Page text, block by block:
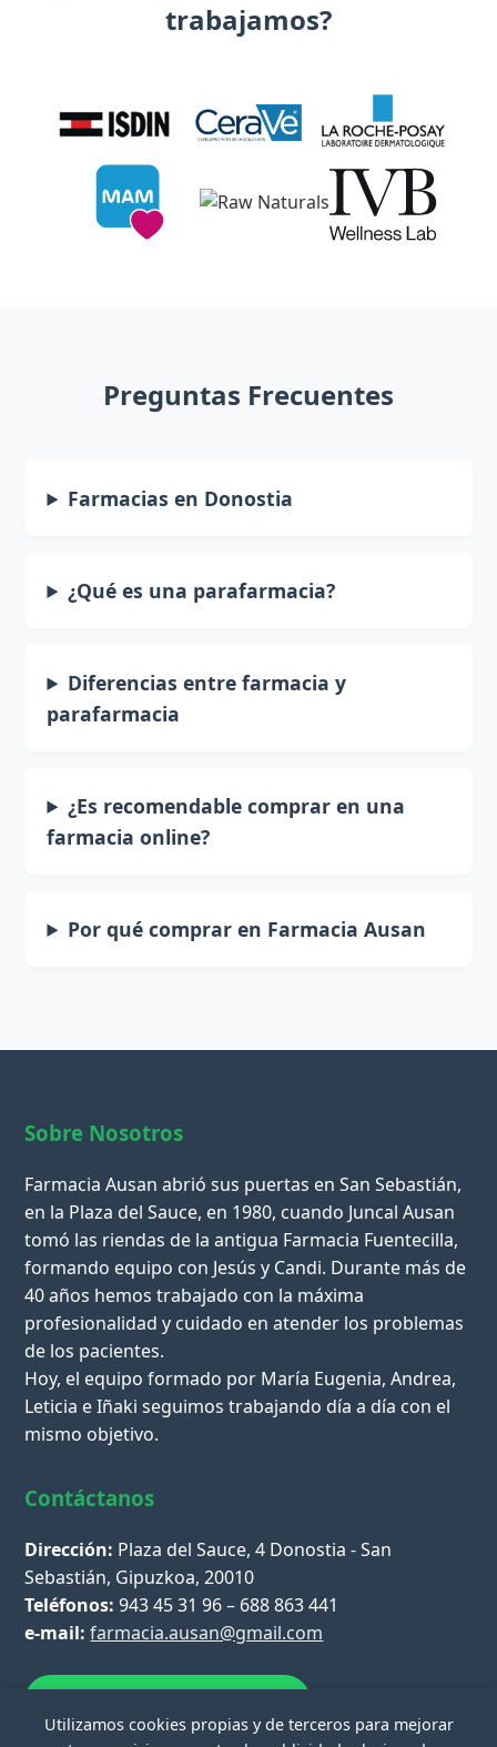
trabajamos?
Preguntas Frecuentes
Farmacias en Donostia
¿Qué es una parafarmacia?
Diferencias entre farmacia y
parafarmacia
¿Es recomendable comprar en una
farmacia online?
Por qué comprar en Farmacia Ausan
Sobre Nosotros
Farmacia Ausan abrió sus puertas en San Sebastián,
en la Plaza del Sauce, en 1980, cuando Juncal Ausan
tomó las riendas de la antigua Farmacia Fuentecilla,
formando equipo con Jesús y Candi. Durante más de
40 años hemos trabajado con la máxima
profesionalidad y cuidado en atender los problemas
de los pacientes.
Hoy, el equipo formado por María Eugenia, Andrea,
Leticia e Iñaki seguimos trabajando día a día con el
mismo objetivo.
Contáctanos
Dirección: Plaza del Sauce, 4 Donostia - San
Sebastián, Gipuzkoa, 20010
Teléfonos: 943 45 31 96 – 688 863 441
e-mail: farmacia.ausan@gmail.com
Utilizamos cookies propias y de terceros para mejorar